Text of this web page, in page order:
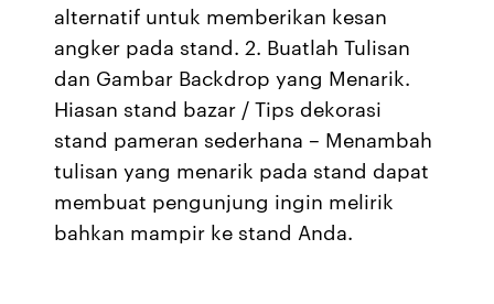
alternatif untuk memberikan kesan
angker pada stand. 2. Buatlah Tulisan
dan Gambar Backdrop yang Menarik.
Hiasan stand bazar / Tips dekorasi
stand pameran sederhana – Menambah
tulisan yang menarik pada stand dapat
membuat pengunjung ingin melirik
bahkan mampir ke stand Anda.